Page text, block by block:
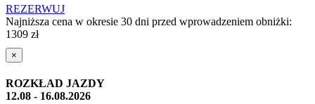
REZERWUJ
Najniższa cena w okresie 30 dni przed wprowadzeniem obniżki:
1309 zł
×
ROZKŁAD JAZDY
12.08 - 16.08.2026